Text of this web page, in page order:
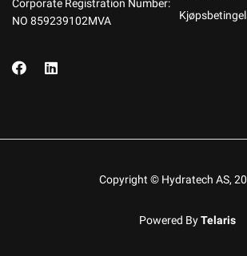
Corporate Registration Number:
NO 859239102MVA
Copyright © Hydratech AS,
Powered ByTelaris